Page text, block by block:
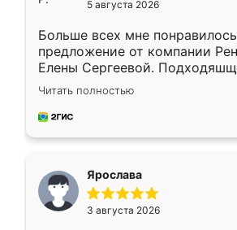
5 августа 2026
Больше всех мне понравилось
предложение от компании
Елены Сергеевой.
короткие сроки
для замера сотрудник
предложил по моему эскизу
Читать полностью
Ярослава
3 августа 2026